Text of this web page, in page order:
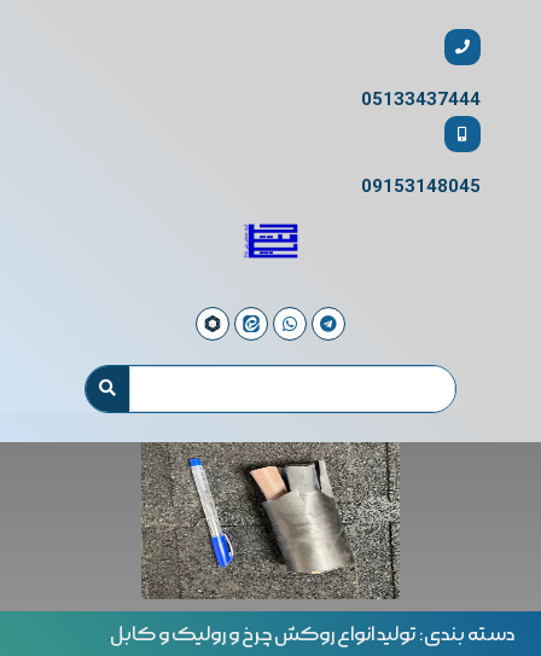
05133437444
09153148045
دسته بندی: تولید انواع روکش چرخ و رولیک و کابل